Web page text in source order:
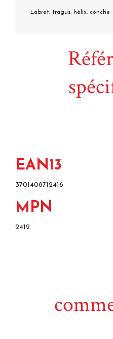
Labret, tragus, hélix, conche
EAN13
3701408712416
MPN
2412